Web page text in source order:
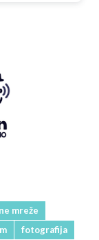
mreže
fotografija